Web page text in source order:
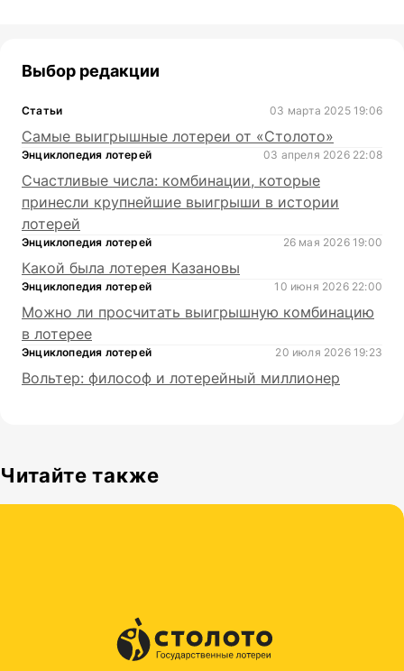
Выбор редакции
Статьи 03 марта 2025 19:06
Самые выигрышные лотереи от «Столото»
Энциклопедия лотерей 03 апреля 2026 22:08
Счастливые числа: комбинации, которые
принесли крупнейшие выигрыши в истории
лотерей
Энциклопедия лотерей 26 мая 2026 19:00
Какой была лотерея Казановы
Энциклопедия лотерей 10 июня 2026 22:00
Можно ли просчитать выигрышную комбинацию
в лотерее
Энциклопедия лотерей 20 июля 2026 19:23
Вольтер: философ и лотерейный миллионер
Читайте также